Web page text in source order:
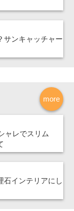
サンキャッチャー
more
ャレでスリム
石インテリアにし